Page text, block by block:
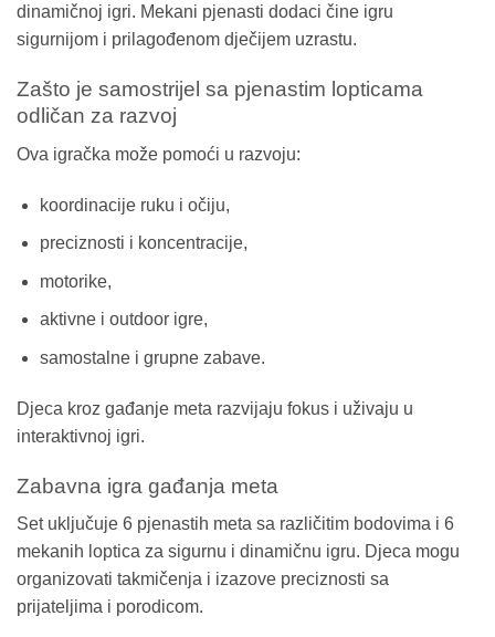
dinamičnoj igri. Mekani pjenasti dodaci čine igru
sigurnijom i prilagođenom dječijem uzrastu.
Zašto je samostrijel sa pjenastim lopticama
odličan za razvoj
Ova igračka može pomoći u razvoju:
koordinacije ruku i očiju,
preciznosti i koncentracije,
motorike,
aktivne i outdoor igre,
samostalne i grupne zabave.
Djeca kroz gađanje meta razvijaju fokus i uživaju u
interaktivnoj igri.
Zabavna igra gađanja meta
Set uključuje 6 pjenastih meta sa različitim bodovima i 6
mekanih loptica za sigurnu i dinamičnu igru. Djeca mogu
organizovati takmičenja i izazove preciznosti sa
prijateljima i porodicom.